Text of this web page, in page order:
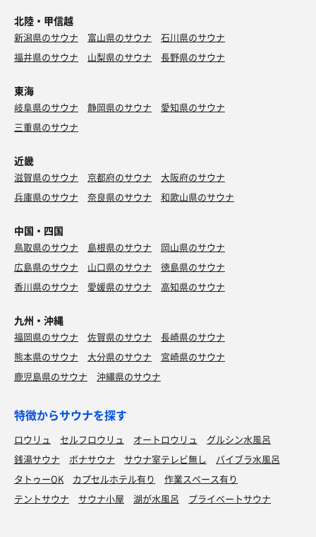
メガハイボールを追加でプシュ〜とした後は、鹿児島から
四国に想いを馳せ、芋焼酎（幻の露）お湯割でラストオー
ダー。
北陸・甲信越
新潟県のサウナ 富山県のサウナ
石川県のサウナ
福井県のサウナ
山梨県のサウナ 長野県のサウナ
東海
岐阜県のサウナ 静岡県のサウナ
愛知県のサウナ
三重県のサウナ
近畿
滋賀県のサウナ 京都府のサウナ
大阪府のサウナ
兵庫県のサウナ
奈良県のサウナ 和歌山県のサウナ
中国・四国
鳥取県のサウナ 島根県のサウナ
岡山県のサウナ
広島県のサウナ
山口県のサウナ
徳島県のサウナ
香川県のサウナ
愛媛県のサウナ 高知県のサウナ
九州・沖縄
福岡県のサウナ 佐賀県のサウナ
長崎県のサウナ
熊本県のサウナ
大分県のサウナ
宮崎県のサウナ
鹿児島県のサウナ
沖縄県のサウナ
特徴からサウナを探す
ロウリュ セルフロウリュ オートロウリュ
グルシン水風呂
銭湯サウナ
ボナサウナ サウナ室テレビ無し
バイブラ水風呂
タトゥーOK
カプセルホテル有り
作業スペース有り
テントサウナ
サウナ小屋 湖が水風呂 プライベートサウナ